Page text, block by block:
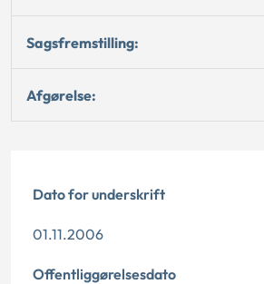
Sagsfremstilling:
Afgørelse:
Dato for underskrift
01.11.2006
Offentliggørelsesdato